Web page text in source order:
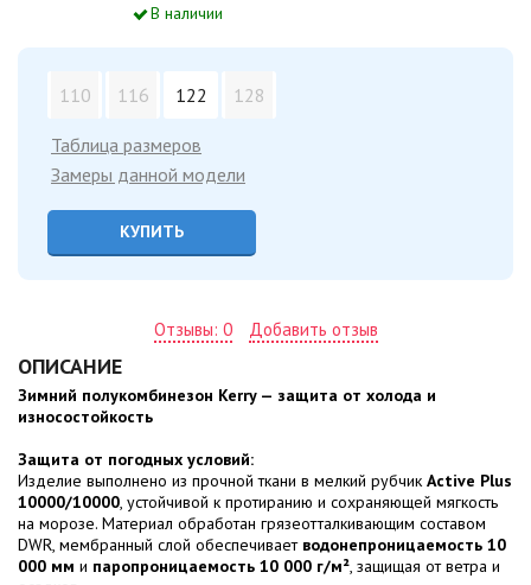
В наличии
110 116 122 128
Таблица размеров
Замеры данной модели
КУПИТЬ
Отзывы: 0 Добавить отзыв
ОПИСАНИЕ
Зимний полукомбинезон Kerry — защита от холода и
износостойкость
Защита от погодных условий:
Изделие выполнено из прочной ткани в мелкий рубчик Active Plus
10000/10000, устойчивой к протиранию и сохраняющей мягкость
на морозе. Материал обработан грязеотталкивающим составом
DWR, мембранный слой обеспечивает водонепроницаемость 10
000 мм и паропроницаемость 10 000 г/м², защищая от ветра и